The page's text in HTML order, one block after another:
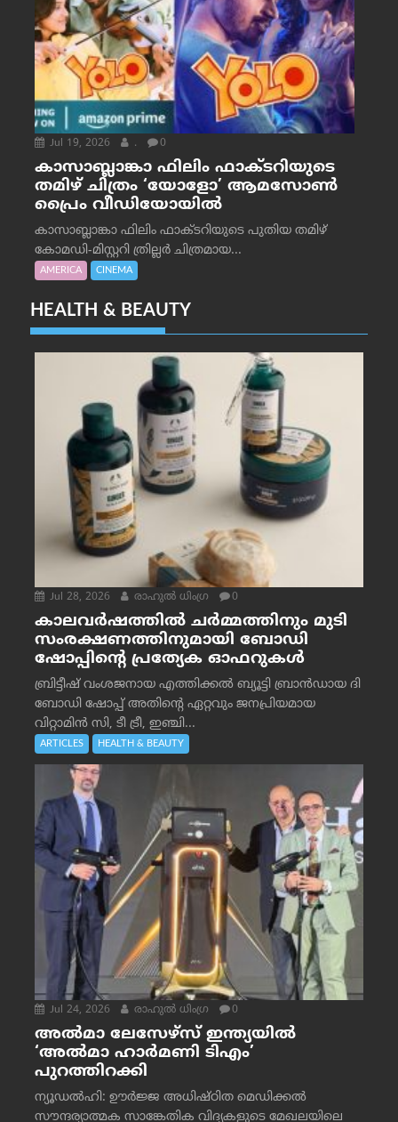
Jul 19, 2026 . 0
കാസാബ്ലാങ്കാ ഫിലിം ഫാക്ടറിയുടെ
തമിഴ് ചിത്രം ‘യോളോ’ ആമസോൺ
പ്രൈം വീഡിയോയിൽ
കാസാബ്ലാങ്കാ ഫിലിം ഫാക്ടറിയുടെ പുതിയ തമിഴ്
കോമഡി-മിസ്റ്ററി ത്രില്ലർ ചിത്രമായ...
AMERICA CINEMA
HEALTH & BEAUTY
Jul 28, 2026 രാഹുല്‍ ധിംഗ്ര 0
കാലവർഷത്തിൽ ചർമ്മത്തിനും മുടി
സംരക്ഷണത്തിനുമായി ബോഡി
ഷോപ്പിന്റെ പ്രത്യേക ഓഫറുകൾ
ബ്രിട്ടീഷ് വംശജനായ എത്തിക്കൽ ബ്യൂട്ടി ബ്രാൻഡായ ദി
ബോഡി ഷോപ്പ് അതിന്റെ ഏറ്റവും ജനപ്രിയമായ
വിറ്റാമിൻ സി, ടീ ട്രീ, ഇഞ്ചി...
ARTICLES HEALTH & BEAUTY
Jul 24, 2026 രാഹുല്‍ ധിംഗ്ര 0
അൽമാ ലേസേഴ്സ് ഇന്ത്യയിൽ
‘അൽമാ ഹാർമണി ടിഎം’
പുറത്തിറക്കി
ന്യൂഡൽഹി: ഊർജ്ജ അധിഷ്ഠിത മെഡിക്കൽ
സൗന്ദര്യാത്മക സാങ്കേതിക വിദ്യകളുടെ മേഖലയിലെ